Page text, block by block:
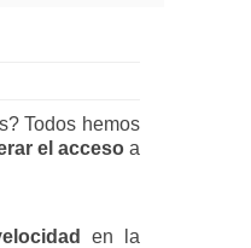
Todos hemos
el accesoa
en la